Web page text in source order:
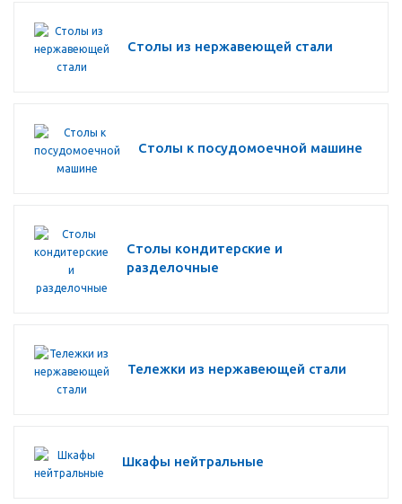
Столы из нержавеющей стали
Столы к посудомоечной машине
Столы кондитерские и
разделочные
Тележки из нержавеющей стали
Шкафы нейтральные